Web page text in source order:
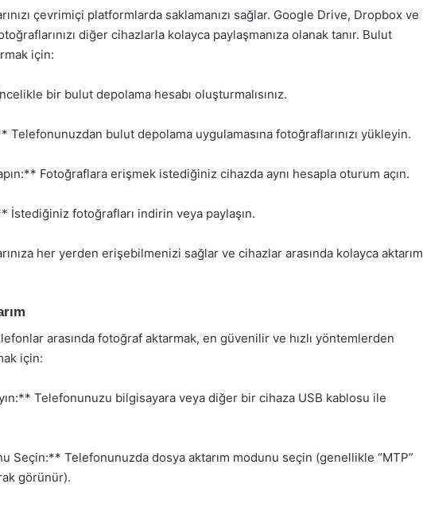
çevrimiçi platformlarda saklamanızı sağlar. Google Drive, Dropbox ve
diğer cihazlarla kolayca paylaşmanıza olanak tanır. Bulut
için:
bir bulut depolama hesabı oluşturmalısınız.
Telefonunuzdan bulut depolama uygulamasına fotoğraflarınızı yükleyin.
Fotoğraflara erişmek istediğiniz cihazda aynı hesapla oturum açın.
İstediğiniz fotoğrafları indirin veya paylaşın.
her yerden erişebilmenizi sağlar ve cihazlar arasında kolayca aktarım
arasında fotoğraf aktarmak, en güvenilir ve hızlı yöntemlerden
için:
Telefonunuzu bilgisayara veya diğer bir cihaza USB kablosu ile
Seçin:** Telefonunuzda dosya aktarım modunu seçin (genellikle “MTP”
görünür).